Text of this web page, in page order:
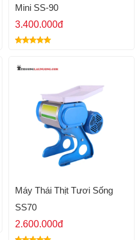
Mini SS-90
3.400.000đ
Máy Thái Thịt Tươi Sống
SS70
2.600.000đ